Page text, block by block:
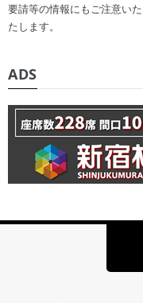
要請等の情報にもご注意い
たします。
ADS